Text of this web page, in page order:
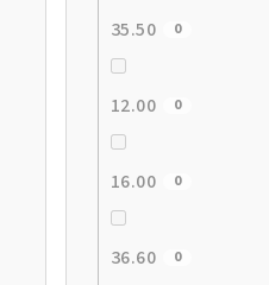
35.50 0
12.00 0
16.00 0
36.60 0